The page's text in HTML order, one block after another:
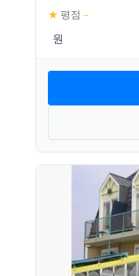
★ 평점 –